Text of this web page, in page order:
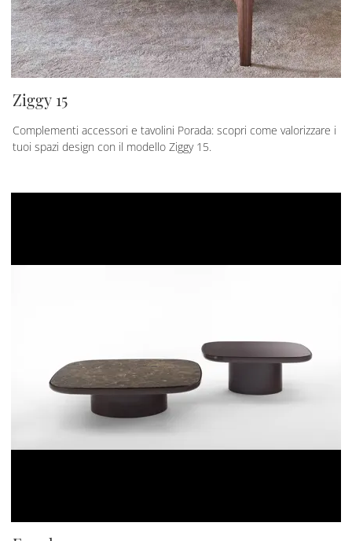
Ziggy 15
Complementi accessori e tavolini Porada: scopri come valorizzare i
tuoi spazi design con il modello Ziggy 15.